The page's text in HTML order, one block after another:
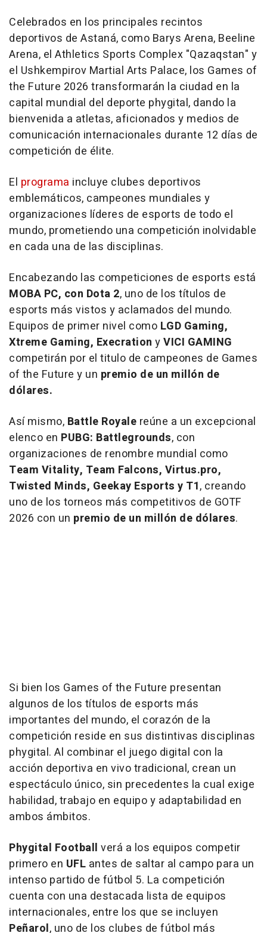
Celebrados en los principales recintos
deportivos de Astaná, como Barys Arena, Beeline
Arena, el Athletics Sports Complex "Qazaqstan" y
el Ushkempirov Martial Arts Palace, los Games of
the Future 2026 transformarán la ciudad en la
capital mundial del deporte phygital, dando la
bienvenida a atletas, aficionados y medios de
comunicación internacionales durante 12 días de
competición de élite.
El programa incluye clubes deportivos
emblemáticos, campeones mundiales y
organizaciones líderes de esports de todo el
mundo, prometiendo una competición inolvidable
en cada una de las disciplinas.
Encabezando las competiciones de esports está
MOBA PC, con Dota 2, uno de los títulos de
esports más vistos y aclamados del mundo.
Equipos de primer nivel como LGD Gaming,
Xtreme Gaming, Execration yVICI GAMING
competirán por el titulo de campeones de Games
of the Future y un premio de un millón de
dólares.
Así mismo, Battle Royale reúne a un excepcional
elenco en PUBG: Battlegrounds, con
organizaciones de renombre mundial como
Team Vitality, Team Falcons, Virtus.pro,
Twisted Minds, Geekay Esports y T1, creando
uno de los torneos más competitivos de GOTF
2026 con un premio de un millón de dólares.
Si bien los Games of the Future presentan
algunos de los títulos de esports más
importantes del mundo, el corazón de la
competición reside en sus distintivas disciplinas
phygital. Al combinar el juego digital con la
acción deportiva en vivo tradicional, crean un
espectáculo único, sin precedentes la cual exige
habilidad, trabajo en equipo y adaptabilidad en
ambos ámbitos.
Phygital Football verá a los equipos competir
primero en UFL antes de saltar al campo para un
intenso partido de fútbol 5. La competición
cuenta con una destacada lista de equipos
internacionales, entre los que se incluyen
Peñarol, uno de los clubes de fútbol más